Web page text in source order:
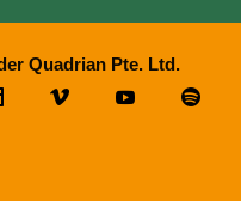
Quadrian Pte. Ltd.